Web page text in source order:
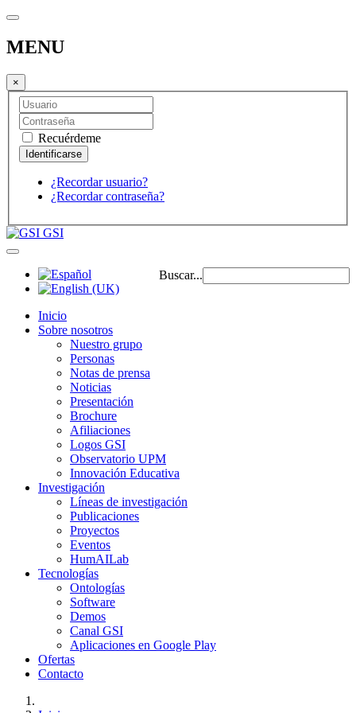
MENU
×
Recuérdeme
¿Recordar usuario?
¿Recordar contraseña?
GSI
Buscar...
Inicio
Sobre nosotros
Nuestro grupo
Personas
Notas de prensa
Noticias
Presentación
Brochure
Afiliaciones
Logos GSI
Observatorio UPM
Innovación Educativa
Investigación
Líneas de investigación
Publicaciones
Proyectos
Eventos
HumAILab
Tecnologías
Ontologías
Software
Demos
Canal GSI
Aplicaciones en Google Play
Ofertas
Contacto